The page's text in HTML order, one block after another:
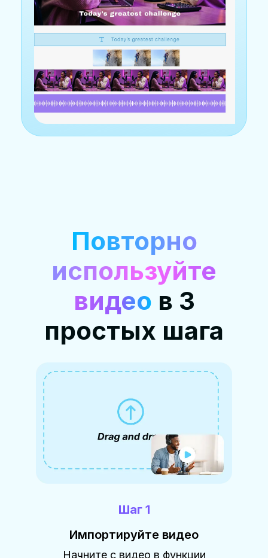
Повторно
используйте
видео в 3
простых шага
Шаг 1
Импортируйте видео
Начните с видео в функции